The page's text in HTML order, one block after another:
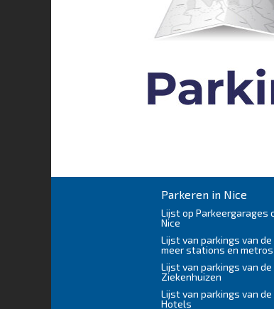
Parkeren in Nice
Lijst op Parkeergarages
Nice
Lijst van parkings van de
meer stations en metros
Lijst van parkings van de
Ziekenhuizen
Lijst van parkings van de
Hotels